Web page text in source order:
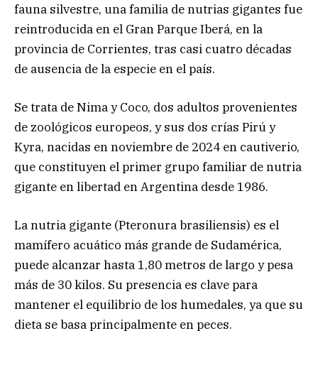
fauna silvestre, una familia de nutrias gigantes fue
reintroducida en el Gran Parque Iberá, en la
provincia de Corrientes, tras casi cuatro décadas
de ausencia de la especie en el país.
Se trata de Nima y Coco, dos adultos provenientes
de zoológicos europeos, y sus dos crías Pirú y
Kyra, nacidas en noviembre de 2024 en cautiverio,
que constituyen el primer grupo familiar de nutria
gigante en libertad en Argentina desde 1986.
La nutria gigante (Pteronura brasiliensis) es el
mamífero acuático más grande de Sudamérica,
puede alcanzar hasta 1,80 metros de largo y pesa
más de 30 kilos. Su presencia es clave para
mantener el equilibrio de los humedales, ya que su
dieta se basa principalmente en peces.